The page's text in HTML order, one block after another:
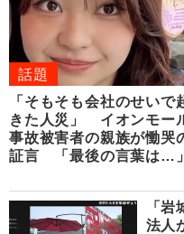
話題
「そもそも会社のせいで
きた人災」 イオンモー
事故被害者の親族が慟哭
証言 「最後の言葉は…」
「
法人